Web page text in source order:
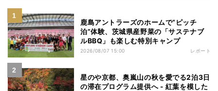
鹿島アントラーズのホームで“ピッチ
泊”体験、茨城県産野菜の「サステナブ
ルBBQ」も楽しむ特別キャンプ
2026/08/07 15:00 レポート
星のや京都、奥嵐山の秋を愛でる2泊3日
の滞在プログラム提供へ - 紅葉を模した